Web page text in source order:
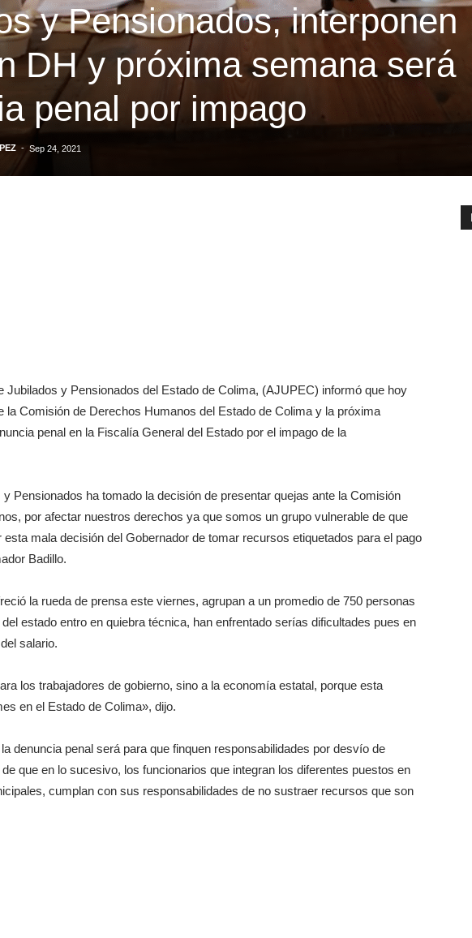
y Pensionados, interponen
DH y próxima semana será
penal por impago
- Sep 24, 2021
Jubilados y Pensionados del Estado de Colima, (AJUPEC) informó que hoy
la Comisión de Derechos Humanos del Estado de Colima y la próxima
penal en la Fiscalía General del Estado por el impago de la
Pensionados ha tomado la decisión de presentar quejas ante la Comisión
por afectar nuestros derechos ya que somos un grupo vulnerable de que
mala decisión del Gobernador de tomar recursos etiquetados para el pago
Badillo.
la rueda de prensa este viernes, agrupan a un promedio de 750 personas
estado entro en quiebra técnica, han enfrentado serías dificultades pues en
salario.
los trabajadores de gobierno, sino a la economía estatal, porque esta
en el Estado de Colima», dijo.
denuncia penal será para que finquen responsabilidades por desvío de
que en lo sucesivo, los funcionarios que integran los diferentes puestos en
cumplan con sus responsabilidades de no sustraer recursos que son